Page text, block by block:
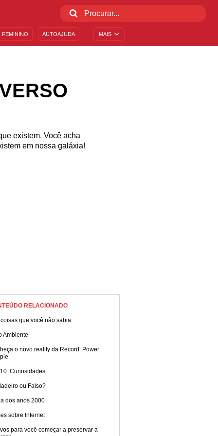
MAIS
FEMININO AUTOAJUDA
existem. Você acha
em nossa galáxia!
RELACIONADO
que você não sabia
Ambiente
o novo reality da Record: Power
Curiosidades
ou Falso?
dos anos 2000
sobre Internet
para você começar a preservar a